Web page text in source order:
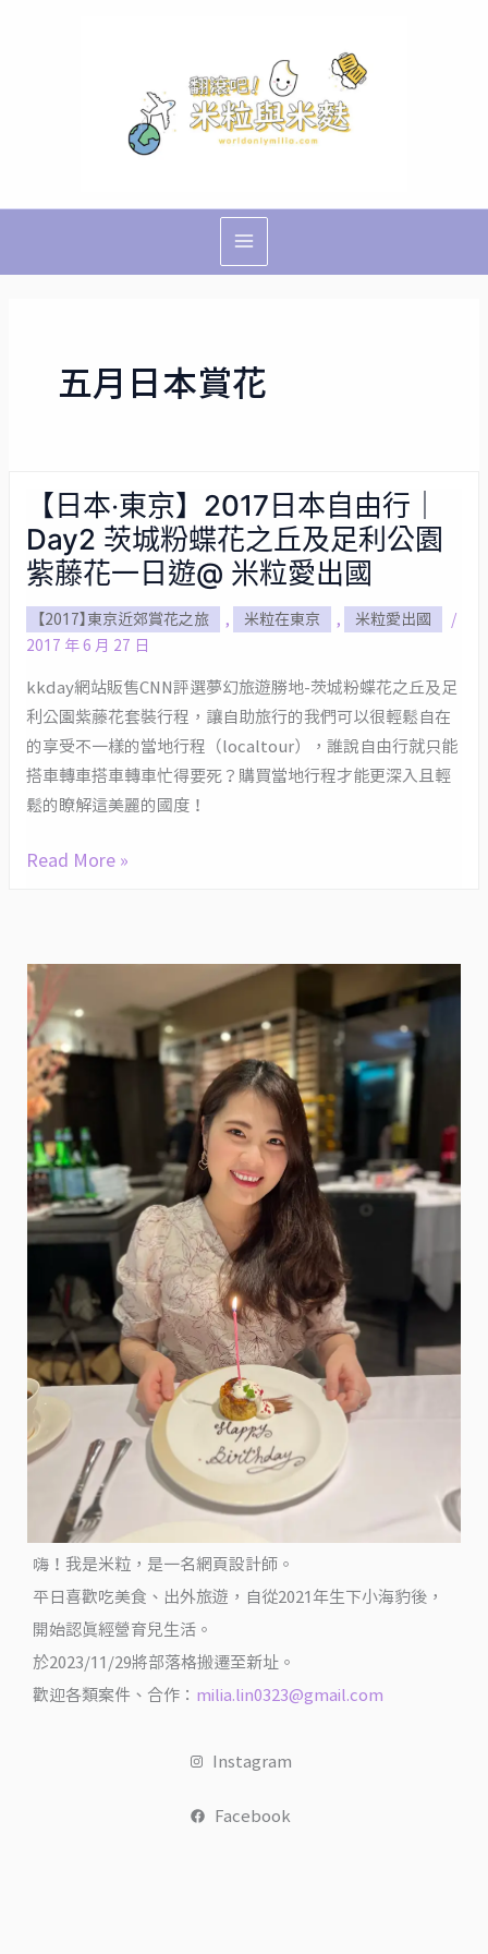
Menu
五月日本賞花
【日本‧東京】2017日本自由行｜
Day2 茨城粉蝶花之丘及足利公園
紫藤花一日遊@ 米粒愛出國
【2017】東京近郊賞花之旅 , 米粒在東京 , 米粒愛出國
/
2017 年 6 月 27 日
kkday網站販售CNN評選夢幻旅遊勝地-茨城粉蝶花之丘及足
利公園紫藤花套裝行程，讓自助旅行的我們可以很輕鬆自在
的享受不一樣的當地行程（localtour），誰說自由行就只能
搭車轉車搭車轉車忙得要死？購買當地行程才能更深入且輕
鬆的瞭解這美麗的國度！
【日
本‧
東
2017
日
本
自
由
行
｜
茨
蝶
花
之
丘
及
足
利
公
園
紫
日
遊
米
出
國
Read More »
嗨！我是米粒，是一名網頁設計師。
平日喜歡吃美食、出外旅遊，自從2021年生下小海豹後，
開始認真經營育兒生活。
於2023/11/29將部落格搬遷至新址。
歡迎各類案件、合作： milia.lin0323@gmail.com
Instagram
Facebook